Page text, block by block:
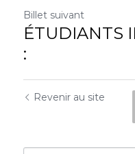
Billet suivant
ÉTUDIANTS
:
Revenir au site